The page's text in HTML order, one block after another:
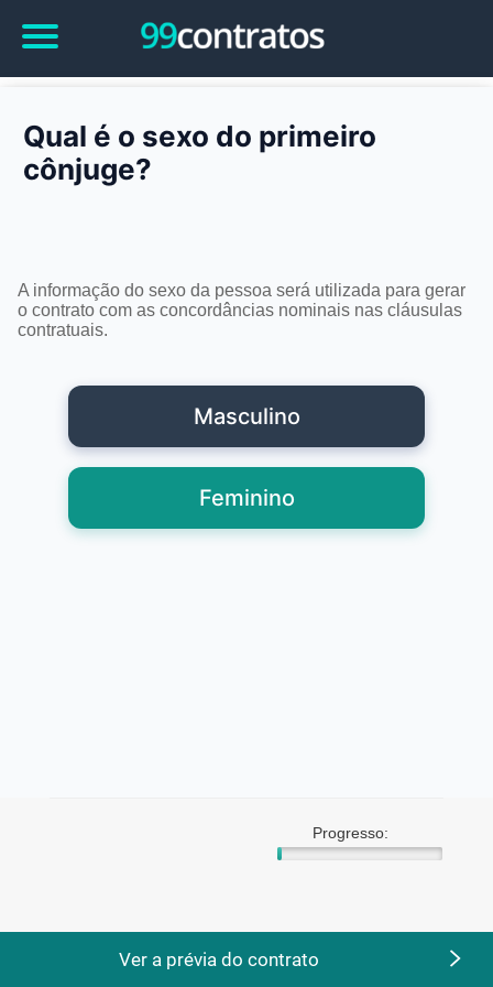
Ver a prévia do contrato
Qual é o sexo do primeiro
cônjuge?
A informação do sexo da pessoa será utilizada para gerar
o contrato com as concordâncias nominais nas cláusulas
contratuais.
Masculino
Feminino
Progresso: